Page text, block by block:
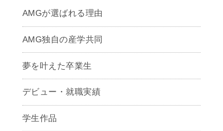
AMGが選ばれる理由
AMG独自の産学共同
夢を叶えた卒業生
デビュー・就職実績
学生作品